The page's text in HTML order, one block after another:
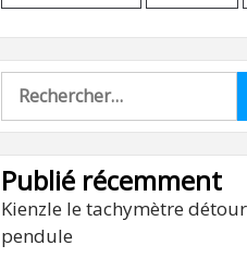
Rechercher :
Publié récemment
Kienzle le tachymètre
pendule